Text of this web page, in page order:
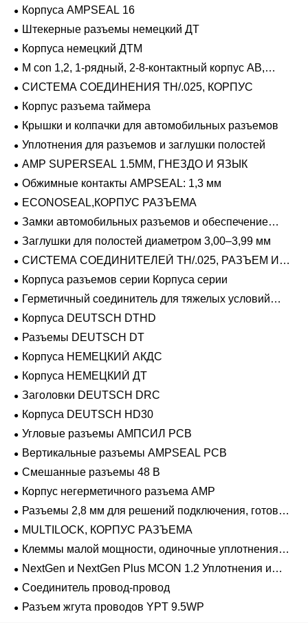
Корпуса AMPSEAL 16
Штекерные разъемы немецкий ДТ
Корпуса немецкий ДТМ
M con 1,2, 1-рядный, 2-8-контактный корпус AB,
герметичный
СИСТЕМА СОЕДИНЕНИЯ TH/.025, КОРПУС
Корпус разъема таймера
Крышки и колпачки для автомобильных разъемов
Уплотнения для разъемов и заглушки полостей
AMP SUPERSEAL 1.5MM, ГНЕЗДО И ЯЗЫК
Обжимные контакты AMPSEAL: 1,3 мм
ECONOSEAL,КОРПУС РАЗЪЕМА
Замки автомобильных разъемов и обеспечение
положения
Заглушки для полостей диаметром 3,00–3,99 мм
СИСТЕМА СОЕДИНИТЕЛЕЙ TH/.025, РАЗЪЕМ И
ВКЛАДЫШ
Корпуса разъемов серии Корпуса серии
Герметичный соединитель для тяжелых условий
эксплуатации Фиксирующие направляющие серии
Корпуса DEUTSCH DTHD
Разъемы DEUTSCH DT
Корпуса НЕМЕЦКИЙ АКДС
Корпуса НЕМЕЦКИЙ ДТ
Заголовки DEUTSCH DRC
Корпуса DEUTSCH HD30
Угловые разъемы АМПСИЛ PCB
Вертикальные разъемы AMPSEAL PCB
Смешанные разъемы 48 В
Корпус негерметичного разъема AMP
Разъемы 2,8 мм для решений подключения, готовых
к напряжению 48 В
MULTILOCK, КОРПУС РАЗЪЕМА
Клеммы малой мощности, одиночные уплотнения
проводов 1,2 мм-2,8 мм
NextGen и NextGen Plus MCON 1.2 Уплотнения и
заглушки для полостей с одинарной проволокой с
замком-копьем
Соединитель провод-провод
Разъем жгута проводов YPT 9.5WP